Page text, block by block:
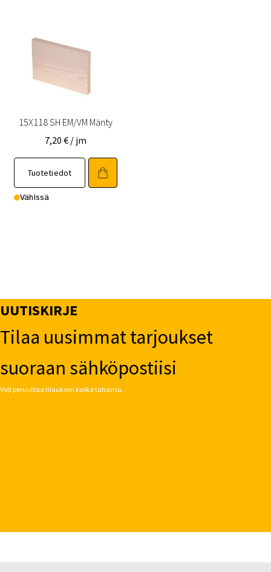
15X118 SH EM/VM Mänty
7,20 € / jm
Tuotetiedot
Vähissä
UUTISKIRJE
Tilaa uusimmat tarjoukset
suoraan sähköpostiisi
Voit peruuttaa tilauksen koska tahansa.